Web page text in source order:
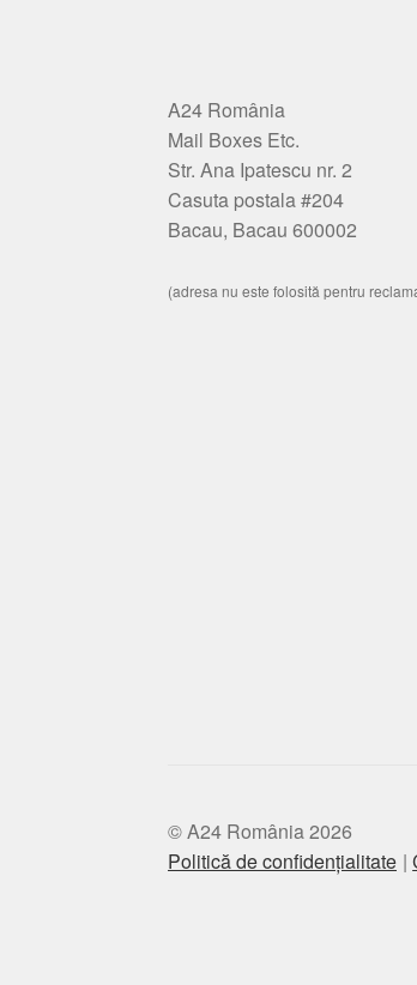
A24 România
Mail Boxes Etc.
Str. Ana Ipatescu nr. 2
Casuta postala #204
Bacau, Bacau 600002
(adresa nu este folosită pentru
© A24 România 2026
Politică de confidențialitate